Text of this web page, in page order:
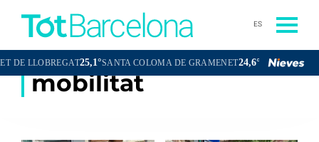
ES
LLOBREGAT25,1°SANTA COLOMA DE GRAMENET24,6°CORNELLÀ DE
mobilitat